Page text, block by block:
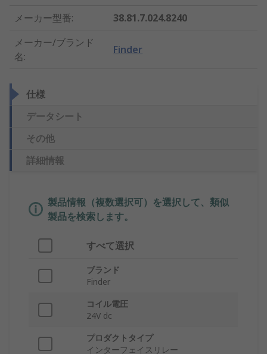
メーカー型番:
38.81.7.024.8240
メーカー/ブランド
名:
Finder
仕様
データシート
その他
詳細情報
製品情報（複数選択可）を選択して、類似
製品を検索します。
すべて選択
ブランド
Finder
コイル電圧
24V dc
プロダクトタイプ
インターフェイスリレー